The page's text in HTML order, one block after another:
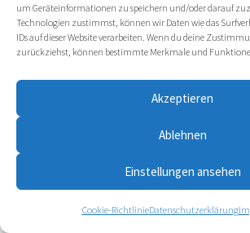
um Geräteinformationen zu speichern und/oder darauf
Technologien zustimmst, können wir Daten wie das
IDs auf dieser Website verarbeiten. Wenn du deine
zurückziehst, können bestimmte Merkmale und
Akzeptieren
Ablehnen
Einstellungen ansehen
Cookie-RichtlinieDatenschutzerklärung
Dogen kam ins Gespräch mit dem
Markt und Integration des Bonner Jobcenters,
Wie er über die „Entweder-oder-Diskussion“
Weiterbildung denkt, welche Schwerpunkte
Jahr bei seiner Bereichsleitung setzt und
weiterhin der erfolgreichste Weg in den
mehr erläutert Wolfgang Haacke im
Alle Rechte vorbehalten